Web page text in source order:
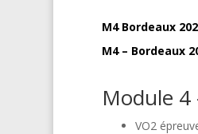
M4 Bordeaux
M4 – Bordeaux
Module
VO2